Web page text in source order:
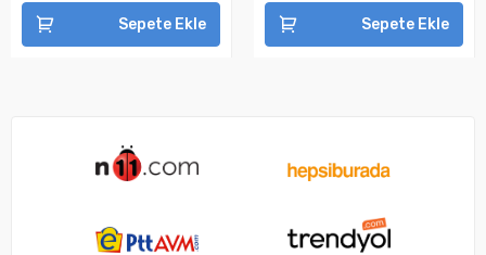
Sepete Ekle Sepete Ekle